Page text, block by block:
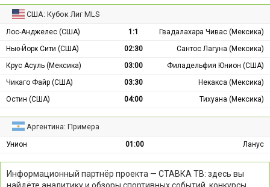
США: Кубок Лиг MLS
Лос-Анджелес (США) 1:1
Гвадалахара Чивас (Мексика)
Нью-Йорк Сити (США)
02:30
Сантос Лагуна (Мексика)
Крус Асуль (Мексика)
03:00
Филадельфия Юнион (США)
Чикаго Файр (США)
03:30
Некакса (Мексика)
Остин (США)
04:00 Тихуана (Мексика)
Аргентина: Примера
Унион 01:00 Ланус
Информационный партнёр проекта — СТАВКА ТВ: здесь вы